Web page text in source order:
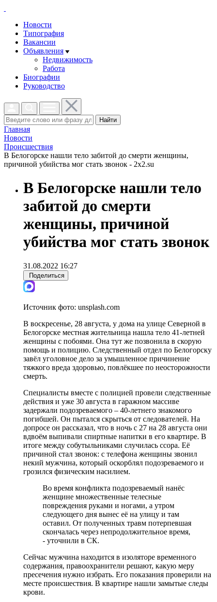
Новости
Типография
Вакансии
Объявления
Недвижимость
Работа
Биографии
Руководство
Найти
Главная
Новости
Проиcшествия
В Белогорске нашли тело забитой до смерти женщины,
причиной убийства мог стать звонок - 2x2.su
В Белогорске нашли тело
забитой до смерти
женщины, причиной
убийства мог стать звонок
31.08.2022 16:27
Поделиться
Источник фото: unsplash.com
В воскресенье, 28 августа, у дома на улице Северной в
Белогорске местная жительница нашла тело 41-летней
женщины с побоями. Она тут же позвонила в скорую
помощь и полицию. Следственный отдел по Белогорску
завёл уголовное дело за умышленное причинение
тяжкого вреда здоровью, повлёкшее по неосторожности
смерть.
Специалисты вместе с полицией провели следственные
действия и уже 30 августа в гаражном массиве
задержали подозреваемого – 40-летнего знакомого
погибшей. Он пытался скрыться от следователей. На
допросе он рассказал, что в ночь с 27 на 28 августа они
вдвоём выпивали спиртные напитки в его квартире. В
итоге между собутыльниками случилась ссора. Её
причиной стал звонок: с телефона женщины звонил
некий мужчина, который оскорблял подозреваемого и
грозился физическим насилием.
Во время конфликта подозреваемый нанёс
женщине множественные телесные
повреждения руками и ногами, а утром
следующего дня вынес её на улицу и там
оставил. От полученных травм потерпевшая
скончалась через непродолжительное время,
- уточнили в СК.
Сейчас мужчина находится в изоляторе временного
содержания, правоохранители решают, какую меру
пресечения нужно избрать. Его показания проверили на
месте происшествия. В квартире нашли замытые следы
крови.